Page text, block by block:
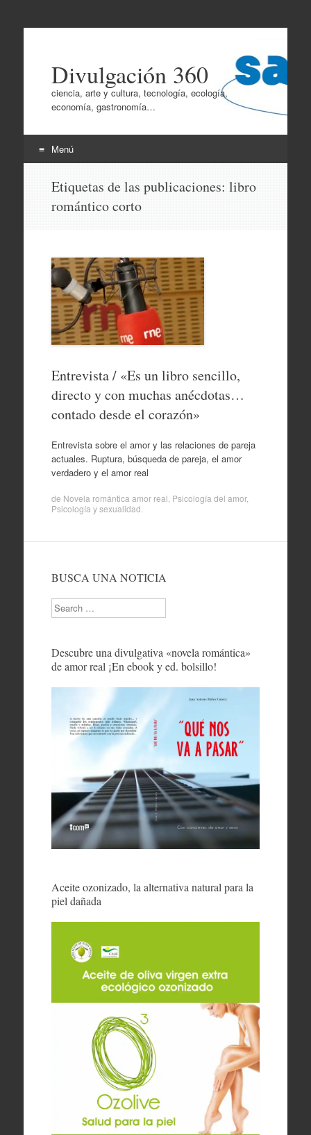
Divulgación 360
ciencia, arte y cultura, tecnología, ecología,
economía, gastronomía…
Menú
contenido
Etiquetas de las publicaciones: libro
romántico corto
Entrevista / «Es un libro sencillo,
directo y con muchas anécdotas…
contado desde el corazón»
Entrevista sobre el amor y las relaciones de pareja
actuales. Ruptura, búsqueda de pareja, el amor
verdadero y el amor real
de Novela romántica amor real Psicología del amor,
Psicología y sexualidad
BUSCA UNA NOTICIA
Search
Descubre una divulgativa «novela romántica»
de amor real ¡En ebook y ed. bolsillo!
Aceite ozonizado, la alternativa natural para la
piel dañada